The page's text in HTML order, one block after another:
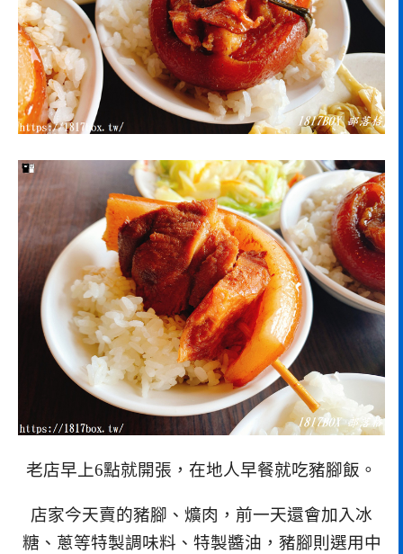
老店早上6點就開張，在地人早餐就吃豬腳飯。
店家今天賣的豬腳、爌肉，前一天還會加入冰
糖、蔥等特製調味料、特製醬油，豬腳則選用中